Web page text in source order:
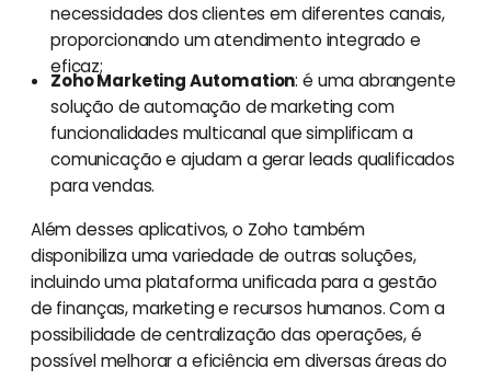
necessidades dos clientes em diferentes canais,
proporcionando um atendimento integrado e
eficaz;
Zoho Marketing Automation: é uma abrangente
solução de automação de marketing com
funcionalidades multicanal que simplificam a
comunicação e ajudam a gerar leads qualificados
para vendas.
Além desses aplicativos, o Zoho também
disponibiliza uma variedade de outras soluções,
incluindo uma plataforma unificada para a gestão
de finanças, marketing e recursos humanos. Com a
possibilidade de centralização das operações, é
possível melhorar a eficiência em diversas áreas do